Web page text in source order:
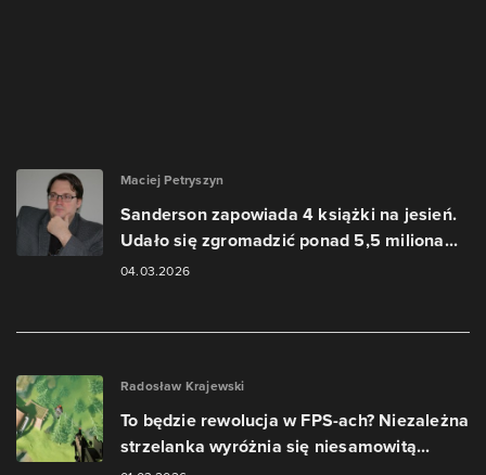
Maciej Petryszyn
Sanderson zapowiada 4 książki na jesień.
Udało się zgromadzić ponad 5,5 miliona...
04.03.2026
Radosław Krajewski
To będzie rewolucja w FPS-ach? Niezależna
strzelanka wyróżnia się niesamowitą...